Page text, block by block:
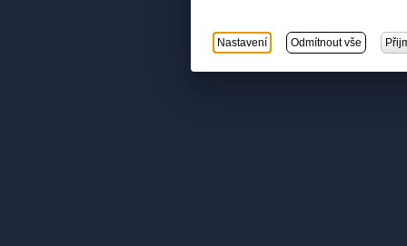
Nastavení Odmítnout vše